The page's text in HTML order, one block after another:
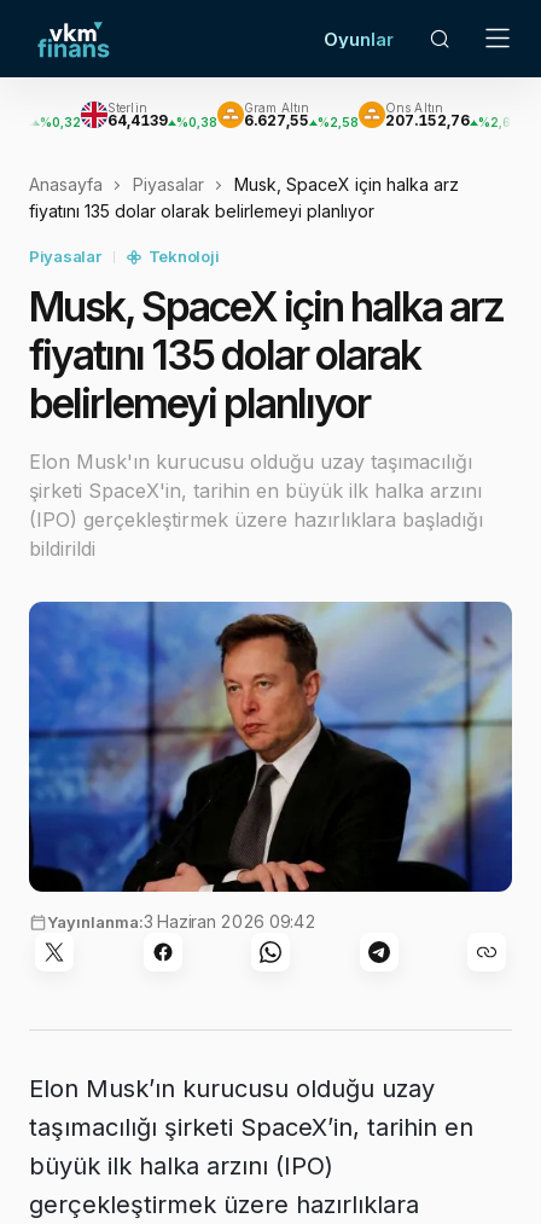
Oyunlar
64,4139 %0,38
Gram Altın
6.627,55 %2,58
Ons Altın
207.152,76 %2,62 3.033,47
Anasayfa Piyasalar
Musk, SpaceX için halka arz
fiyatını 135 dolar olarak belirlemeyi planlıyor
Piyasalar Teknoloji
Musk, SpaceX için halka arz
fiyatını 135 dolar olarak
belirlemeyi planlıyor
Elon Musk'ın kurucusu olduğu uzay taşımacılığı
şirketi SpaceX'in, tarihin en büyük ilk halka arzını
(IPO) gerçekleştirmek üzere hazırlıklara başladığı
bildirildi
Yayınlanma:3 Haziran 2026 09:42
Elon Musk’ın kurucusu olduğu uzay
taşımacılığı şirketi SpaceX’in, tarihin en
büyük ilk halka arzını (IPO)
gerçekleştirmek üzere hazırlıklara